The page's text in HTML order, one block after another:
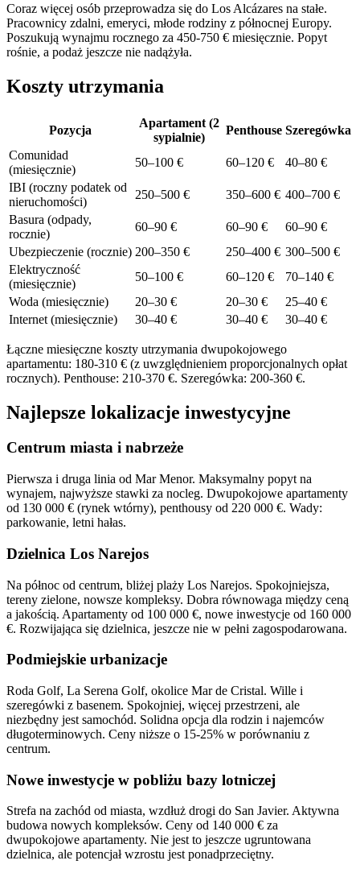
Coraz więcej osób przeprowadza się do Los Alcázares na stałe.
Pracownicy zdalni, emeryci, młode rodziny z północnej Europy.
Poszukują wynajmu rocznego za 450-750 € miesięcznie. Popyt
rośnie, a podaż jeszcze nie nadążyła.
Koszty utrzymania
Pozycja
Apartament (2
sypialnie)
Penthouse Szeregówka
Comunidad
(miesięcznie)
50–100 € 60–120 €
40–80 €
IBI (roczny podatek od
nieruchomości)
250–500 € 350–600 € 400–700 €
Basura (odpady,
rocznie)
60–90 € 60–90 €
60–90 €
Ubezpieczenie (rocznie) 200–350 € 250–400 € 300–500 €
Elektryczność
(miesięcznie)
50–100 € 60–120 €
70–140 €
Woda (miesięcznie)
20–30 € 20–30 €
25–40 €
Internet (miesięcznie)
30–40 € 30–40 € 30–40 €
Łączne miesięczne koszty utrzymania dwupokojowego
apartamentu: 180-310 € (z uwzględnieniem proporcjonalnych opłat
rocznych). Penthouse: 210-370 €. Szeregówka: 200-360 €.
Najlepsze lokalizacje inwestycyjne
Centrum miasta i nabrzeże
Pierwsza i druga linia od Mar Menor. Maksymalny popyt na
wynajem, najwyższe stawki za nocleg. Dwupokojowe apartamenty
od 130 000 € (rynek wtórny), penthousy od 220 000 €. Wady:
parkowanie, letni hałas.
Dzielnica Los Narejos
Na północ od centrum, bliżej plaży Los Narejos. Spokojniejsza,
tereny zielone, nowsze kompleksy. Dobra równowaga między ceną
a jakością. Apartamenty od 100 000 €, nowe inwestycje od 160 000
€. Rozwijająca się dzielnica, jeszcze nie w pełni zagospodarowana.
Podmiejskie urbanizacje
Roda Golf, La Serena Golf, okolice Mar de Cristal. Wille i
szeregówki z basenem. Spokojniej, więcej przestrzeni, ale
niezbędny jest samochód. Solidna opcja dla rodzin i najemców
długoterminowych. Ceny niższe o 15-25% w porównaniu z
centrum.
Nowe inwestycje w pobliżu bazy lotniczej
Strefa na zachód od miasta, wzdłuż drogi do San Javier. Aktywna
budowa nowych kompleksów. Ceny od 140 000 € za
dwupokojowe apartamenty. Nie jest to jeszcze ugruntowana
dzielnica, ale potencjał wzrostu jest ponadprzeciętny.